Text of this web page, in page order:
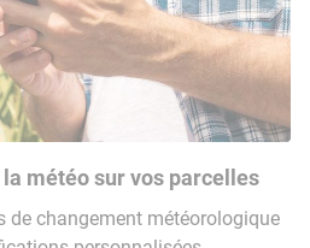
météo sur vos parcelles
de changement météorologique